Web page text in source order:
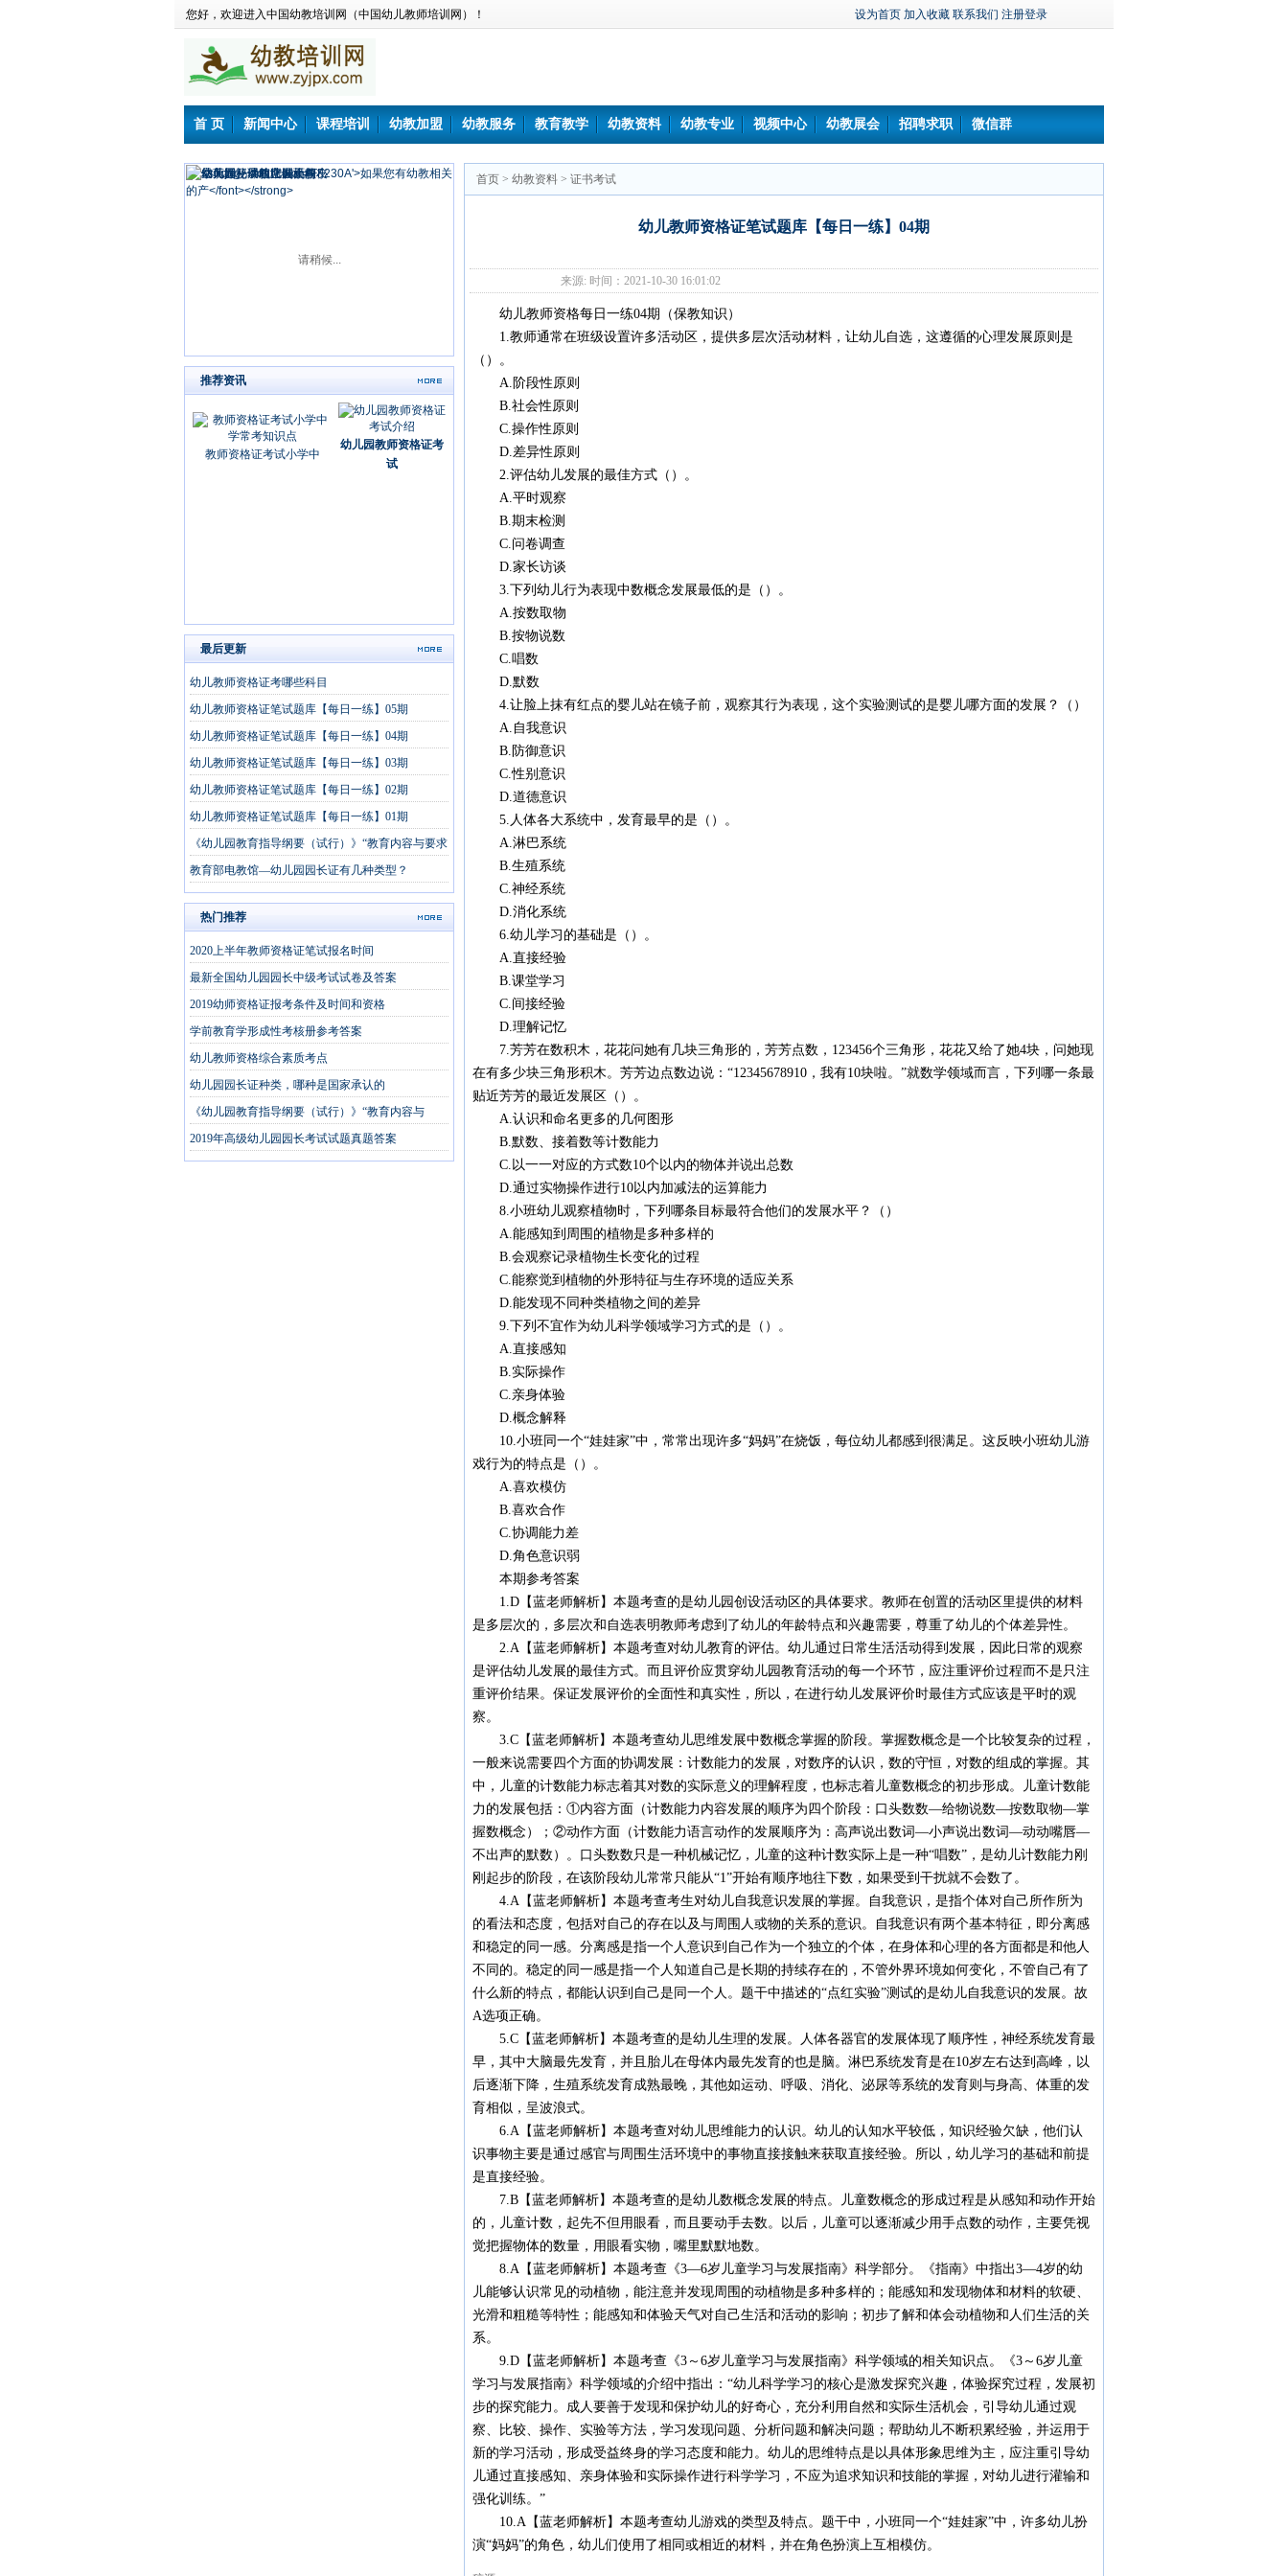
您好，欢迎进入中国幼教培训网（中国幼儿教师培训网）！ 设为首页 加入收藏 联系我们 注册登录
首 页 新闻中心 课程培训 幼教加盟 幼教服务 教育教学 幼教资料 幼教专业 视频中心 幼教展会 招聘求职 微信群
请稍候...
推荐资讯
教师资格证考试小学中
幼儿园教师资格证考
试
最后更新
幼儿教师资格证考哪些科目
幼儿教师资格证笔试题库【每日一练】05期
幼儿教师资格证笔试题库【每日一练】04期
幼儿教师资格证笔试题库【每日一练】03期
幼儿教师资格证笔试题库【每日一练】02期
幼儿教师资格证笔试题库【每日一练】01期
《幼儿园教育指导纲要（试行）》“教育内容与要求
教育部电教馆—幼儿园园长证有几种类型？
热门推荐
2020上半年教师资格证笔试报名时间
最新全国幼儿园园长中级考试试卷及答案
2019幼师资格证报考条件及时间和资格
学前教育学形成性考核册参考答案
幼儿教师资格综合素质考点
幼儿园园长证种类，哪种是国家承认的
《幼儿园教育指导纲要（试行）》“教育内容与
2019年高级幼儿园园长考试试题真题答案
首页 > 幼教资料 > 证书考试
幼儿教师资格证笔试题库【每日一练】04期
来源: 时间：2021-10-30 16:01:02
幼儿教师资格每日一练04期（保教知识）
1.教师通常在班级设置许多活动区，提供多层次活动材料，让幼儿自选，这遵循的心理发展原则是
（）。
A.阶段性原则
B.社会性原则
C.操作性原则
D.差异性原则
2.评估幼儿发展的最佳方式（）。
A.平时观察
B.期末检测
C.问卷调查
D.家长访谈
3.下列幼儿行为表现中数概念发展最低的是（）。
A.按数取物
B.按物说数
C.唱数
D.默数
4.让脸上抹有红点的婴儿站在镜子前，观察其行为表现，这个实验测试的是婴儿哪方面的发展？（）
A.自我意识
B.防御意识
C.性别意识
D.道德意识
5.人体各大系统中，发育最早的是（）。
A.淋巴系统
B.生殖系统
C.神经系统
D.消化系统
6.幼儿学习的基础是（）。
A.直接经验
B.课堂学习
C.间接经验
D.理解记忆
7.芳芳在数积木，花花问她有几块三角形的，芳芳点数，123456个三角形，花花又给了她4块，问她现
在有多少块三角形积木。芳芳边点数边说：“12345678910，我有10块啦。”就数学领域而言，下列哪一条最
贴近芳芳的最近发展区（）。
A.认识和命名更多的几何图形
B.默数、接着数等计数能力
C.以一一对应的方式数10个以内的物体并说出总数
D.通过实物操作进行10以内加减法的运算能力
8.小班幼儿观察植物时，下列哪条目标最符合他们的发展水平？（）
A.能感知到周围的植物是多种多样的
B.会观察记录植物生长变化的过程
C.能察觉到植物的外形特征与生存环境的适应关系
D.能发现不同种类植物之间的差异
9.下列不宜作为幼儿科学领域学习方式的是（）。
A.直接感知
B.实际操作
C.亲身体验
D.概念解释
10.小班同一个“娃娃家”中，常常出现许多“妈妈”在烧饭，每位幼儿都感到很满足。这反映小班幼儿游
戏行为的特点是（）。
A.喜欢模仿
B.喜欢合作
C.协调能力差
D.角色意识弱
本期参考答案
1.D【蓝老师解析】本题考查的是幼儿园创设活动区的具体要求。教师在创置的活动区里提供的材料
是多层次的，多层次和自选表明教师考虑到了幼儿的年龄特点和兴趣需要，尊重了幼儿的个体差异性。
2.A【蓝老师解析】本题考查对幼儿教育的评估。幼儿通过日常生活活动得到发展，因此日常的观察
是评估幼儿发展的最佳方式。而且评价应贯穿幼儿园教育活动的每一个环节，应注重评价过程而不是只注
重评价结果。保证发展评价的全面性和真实性，所以，在进行幼儿发展评价时最佳方式应该是平时的观
察。
3.C【蓝老师解析】本题考查幼儿思维发展中数概念掌握的阶段。掌握数概念是一个比较复杂的过程，
一般来说需要四个方面的协调发展：计数能力的发展，对数序的认识，数的守恒，对数的组成的掌握。其
中，儿童的计数能力标志着其对数的实际意义的理解程度，也标志着儿童数概念的初步形成。儿童计数能
力的发展包括：①内容方面（计数能力内容发展的顺序为四个阶段：口头数数—给物说数—按数取物—掌
握数概念）；②动作方面（计数能力语言动作的发展顺序为：高声说出数词—小声说出数词—动动嘴唇—
不出声的默数）。口头数数只是一种机械记忆，儿童的这种计数实际上是一种“唱数”，是幼儿计数能力刚
刚起步的阶段，在该阶段幼儿常常只能从“1”开始有顺序地往下数，如果受到干扰就不会数了。
4.A【蓝老师解析】本题考查考生对幼儿自我意识发展的掌握。自我意识，是指个体对自己所作所为
的看法和态度，包括对自己的存在以及与周围人或物的关系的意识。自我意识有两个基本特征，即分离感
和稳定的同一感。分离感是指一个人意识到自己作为一个独立的个体，在身体和心理的各方面都是和他人
不同的。稳定的同一感是指一个人知道自己是长期的持续存在的，不管外界环境如何变化，不管自己有了
什么新的特点，都能认识到自己是同一个人。题干中描述的“点红实验”测试的是幼儿自我意识的发展。故
A选项正确。
5.C【蓝老师解析】本题考查的是幼儿生理的发展。人体各器官的发展体现了顺序性，神经系统发育最
早，其中大脑最先发育，并且胎儿在母体内最先发育的也是脑。淋巴系统发育是在10岁左右达到高峰，以
后逐渐下降，生殖系统发育成熟最晚，其他如运动、呼吸、消化、泌尿等系统的发育则与身高、体重的发
育相似，呈波浪式。
6.A【蓝老师解析】本题考查对幼儿思维能力的认识。幼儿的认知水平较低，知识经验欠缺，他们认
识事物主要是通过感官与周围生活环境中的事物直接接触来获取直接经验。所以，幼儿学习的基础和前提
是直接经验。
7.B【蓝老师解析】本题考查的是幼儿数概念发展的特点。儿童数概念的形成过程是从感知和动作开始
的，儿童计数，起先不但用眼看，而且要动手去数。以后，儿童可以逐渐减少用手点数的动作，主要凭视
觉把握物体的数量，用眼看实物，嘴里默默地数。
8.A【蓝老师解析】本题考查《3—6岁儿童学习与发展指南》科学部分。《指南》中指出3—4岁的幼
儿能够认识常见的动植物，能注意并发现周围的动植物是多种多样的；能感知和发现物体和材料的软硬、
光滑和粗糙等特性；能感知和体验天气对自己生活和活动的影响；初步了解和体会动植物和人们生活的关
系。
9.D【蓝老师解析】本题考查《3～6岁儿童学习与发展指南》科学领域的相关知识点。《3～6岁儿童
学习与发展指南》科学领域的介绍中指出：“幼儿科学学习的核心是激发探究兴趣，体验探究过程，发展初
步的探究能力。成人要善于发现和保护幼儿的好奇心，充分利用自然和实际生活机会，引导幼儿通过观
察、比较、操作、实验等方法，学习发现问题、分析问题和解决问题；帮助幼儿不断积累经验，并运用于
新的学习活动，形成受益终身的学习态度和能力。幼儿的思维特点是以具体形象思维为主，应注重引导幼
儿通过直接感知、亲身体验和实际操作进行科学学习，不应为追求知识和技能的掌握，对幼儿进行灌输和
强化训练。”
10.A【蓝老师解析】本题考查幼儿游戏的类型及特点。题干中，小班同一个“娃娃家”中，许多幼儿扮
演“妈妈”的角色，幼儿们使用了相同或相近的材料，并在角色扮演上互相模仿。